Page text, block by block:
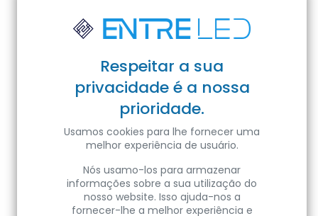
Respeitar a sua
privacidade é a nossa
prioridade.
Usamos cookies para lhe fornecer uma
melhor experiência de usuário.
Nós usamo-los para armazenar
informações sobre a sua utilização do
nosso website. Isso ajuda-nos a
fornecer-lhe a melhor experiência e